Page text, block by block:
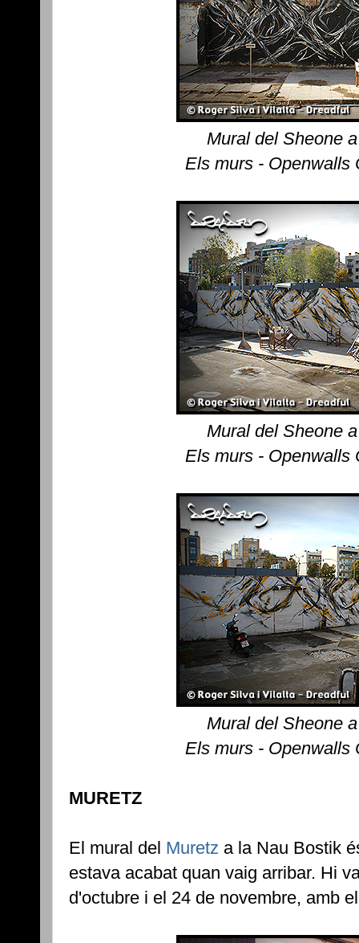
Mural del Sheone
Els murs - Openwalls
Mural del Sheone
Els murs - Openwalls
Mural del Sheone
Els murs - Openwalls
MURETZ
El mural del Muretz a la Nau Bostik
estava acabat quan vaig arribar. Hi
d'octubre i el 24 de novembre, amb